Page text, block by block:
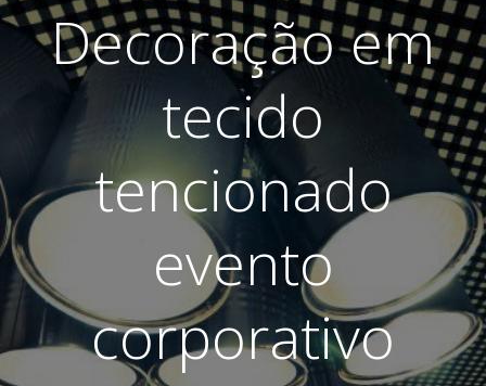
Decoração em
tecido
tencionado
evento
corporativo